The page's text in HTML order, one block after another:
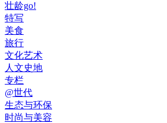
壮龄go!
特写
美食
旅行
文化艺术
人文史地
专栏
@世代
生态与环保
时尚与美容